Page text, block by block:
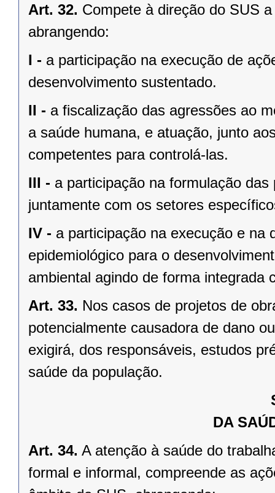
Art. 32. Compete à direção do SUS
abrangendo:
I - a participação na execução de
desenvolvimento sustentado.
II - a fiscalização das agressões ao
a saúde humana, e atuação, junto
competentes para controlá-las.
III - a participação na formulação
juntamente com os setores
IV - a participação na execução e na
epidemiológico para o
ambiental agindo de forma integrada
Art. 33. Nos casos de projetos de
potencialmente causadora de dano
exigirá, dos responsáveis, estudos
saúde da população.
DA
Art. 34. A atenção à saúde do
formal e informal, compreende as